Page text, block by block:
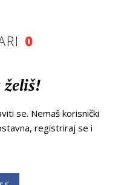
0
želiš!
se. Nemaš korisnički
registriraj se i